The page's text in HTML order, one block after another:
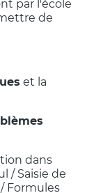
par l'école
de
et la
dans
/ Saisie de
Formules